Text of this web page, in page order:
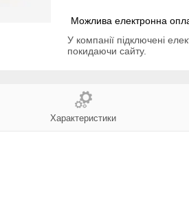
У компанії підключені
покидаючи сайту.
Характеристики